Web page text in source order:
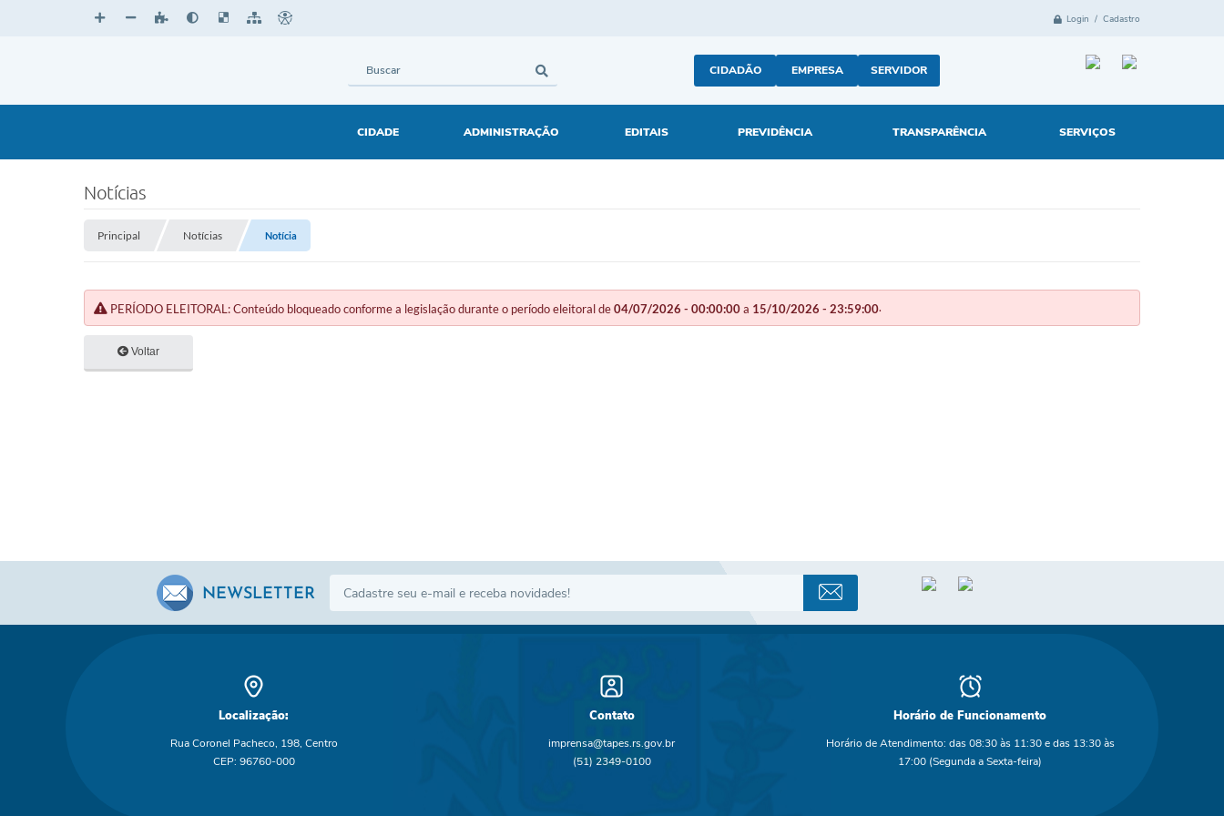
Login / Cadastro
CIDADÃO EMPRESA SERVIDOR
CIDADE ADMINISTRAÇÃO EDITAIS PREVIDÊNCIA TRANSPARÊNCIA SERVIÇOS
Notícias
Principal Notícias Notícia
PERÍODO ELEITORAL: Conteúdo bloqueado conforme a legislação durante o período eleitoral de04/07/2026 - 00:00:00a 15/10/2026 - 23:59:00.
Voltar
NEWSLETTER
Localização:
Rua Coronel Pacheco, 198, Centro
CEP: 96760-000
Contato
imprensa@tapes.rs.gov.br
(51) 2349-0100
Horário de Funcionamento
Horário de Atendimento: das 08:30 às 11:30 e das 13:30 às
17:00 (Segunda a Sexta-feira)